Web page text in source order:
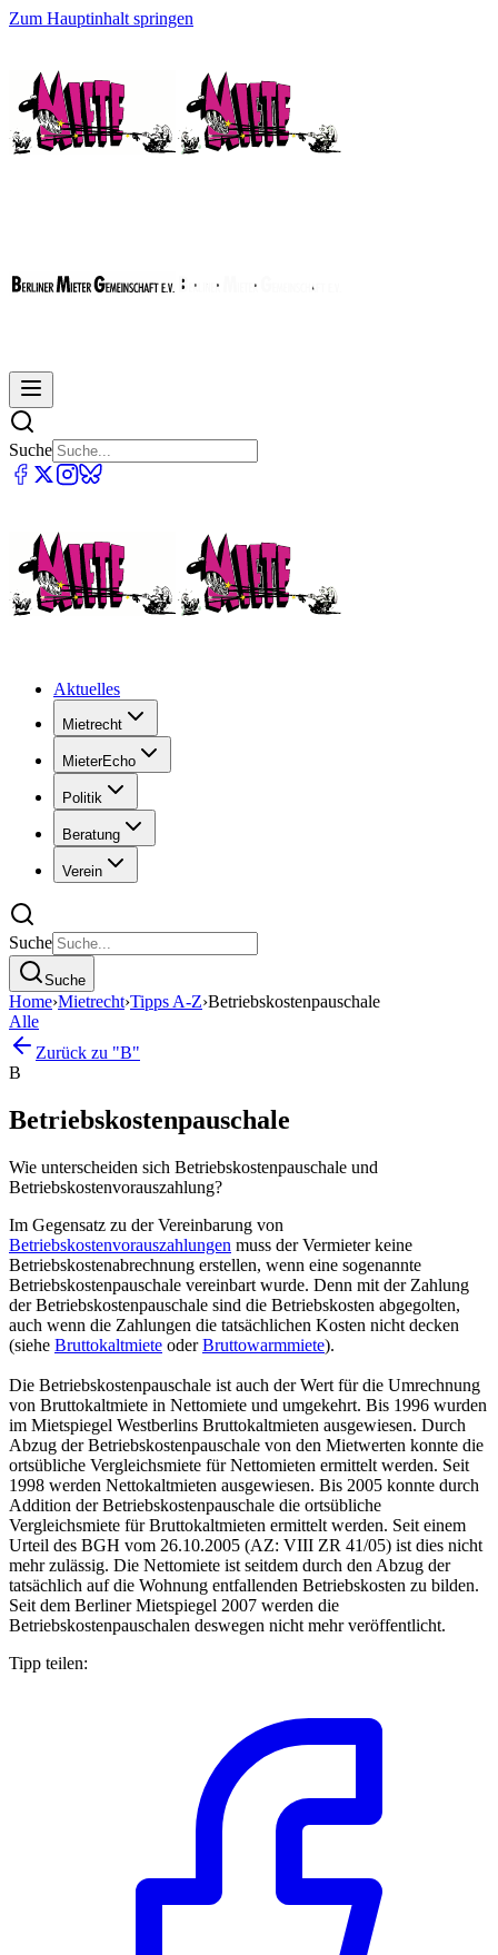
Zum Hauptinhalt springen
Suche
Aktuelles
Mietrecht
MieterEcho
Politik
Beratung
Verein
Suche
Suche
Home›Mietrecht›Tipps A-Z›Betriebskostenpauschale
Alle
Zurück zu "B"
B
Betriebskostenpauschale
Wie unterscheiden sich Betriebskostenpauschale und
Betriebskostenvorauszahlung?
Im Gegensatz zu der Vereinbarung von
Betriebskostenvorauszahlungen muss der Vermieter keine
Betriebskostenabrechnung erstellen, wenn eine sogenannte
Betriebskostenpauschale vereinbart wurde. Denn mit der Zahlung
der Betriebskostenpauschale sind die Betriebskosten abgegolten,
auch wenn die Zahlungen die tatsächlichen Kosten nicht decken
(siehe Bruttokaltmiete oderBruttowarmmiete).
Die Betriebskostenpauschale ist auch der Wert für die Umrechnung
von Bruttokaltmiete in Nettomiete und umgekehrt. Bis 1996 wurden
im Mietspiegel Westberlins Bruttokaltmieten ausgewiesen. Durch
Abzug der Betriebskostenpauschale von den Mietwerten konnte die
ortsübliche Vergleichsmiete für Nettomieten ermittelt werden. Seit
1998 werden Nettokaltmieten ausgewiesen. Bis 2005 konnte durch
Addition der Betriebskostenpauschale die ortsübliche
Vergleichsmiete für Bruttokaltmieten ermittelt werden. Seit einem
Urteil des BGH vom 26.10.2005 (AZ: VIII ZR 41/05) ist dies nicht
mehr zulässig. Die Nettomiete ist seitdem durch den Abzug der
tatsächlich auf die Wohnung entfallenden Betriebskosten zu bilden.
Seit dem Berliner Mietspiegel 2007 werden die
Betriebskostenpauschalen deswegen nicht mehr veröffentlicht.
Tipp teilen: